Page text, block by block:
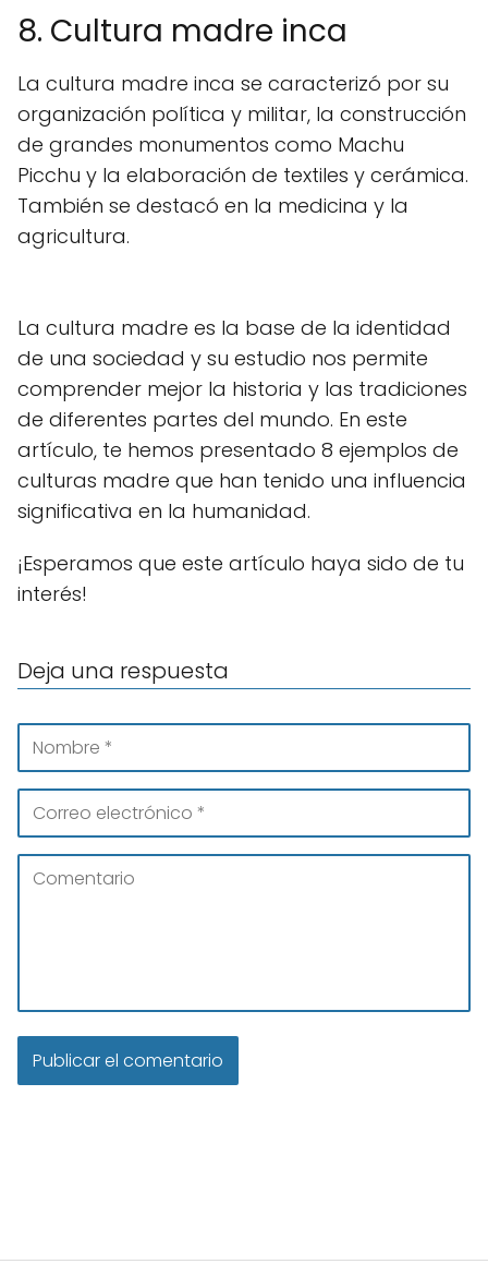
8. Cultura madre inca
La cultura madre inca se caracterizó por su
organización política y militar, la construcción
de grandes monumentos como Machu
Picchu y la elaboración de textiles y cerámica.
También se destacó en la medicina y la
agricultura.
La cultura madre es la base de la identidad
de una sociedad y su estudio nos permite
comprender mejor la historia y las tradiciones
de diferentes partes del mundo. En este
artículo, te hemos presentado 8 ejemplos de
culturas madre que han tenido una influencia
significativa en la humanidad.
¡Esperamos que este artículo haya sido de tu
interés!
Deja una respuesta